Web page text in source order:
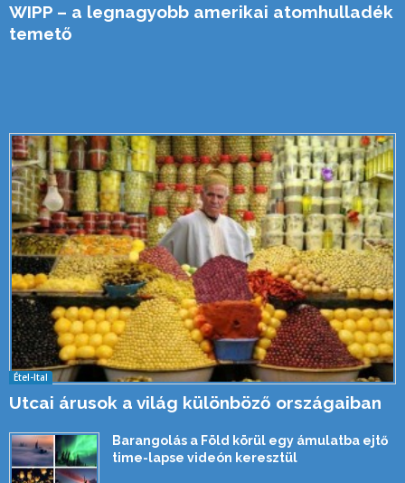
WIPP – a legnagyobb amerikai atomhulladék
temető
Étel-Ital
Utcai árusok a világ különböző országaiban
Barangolás a Föld körül egy ámulatba ejtő
time-lapse videón keresztül